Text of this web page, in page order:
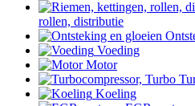
rollen, distributie
Voeding
Motor
Koeling